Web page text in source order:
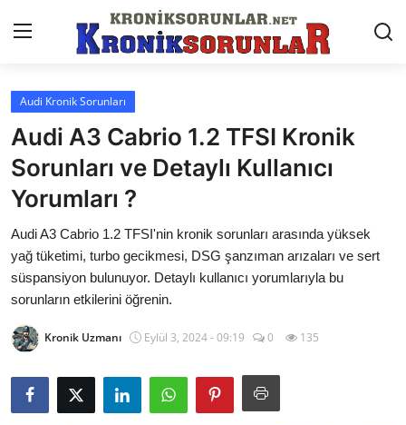
Anasayfa
Markalar
İletişim
Trafik & Cezalar
Sigorta & Kasko
Muayene & Ruhsat
Sorgulamalar
Audi Kronik Sorunları
Audi A3 Cabrio 1.2 TFSI Kronik
Sorunları ve Detaylı Kullanıcı
Yorumları ?
Audi A3 Cabrio 1.2 TFSI'nin kronik sorunları arasında yüksek
yağ tüketimi, turbo gecikmesi, DSG şanzıman arızaları ve sert
süspansiyon bulunuyor. Detaylı kullanıcı yorumlarıyla bu
sorunların etkilerini öğrenin.
Kronik Uzmanı Eylül 3, 2024 - 09:19 0 135